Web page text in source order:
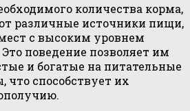
количества корма,
различные источники пищи,
с высоким уровнем
поведение позволяет им
и богатые на питательные
что способствует их